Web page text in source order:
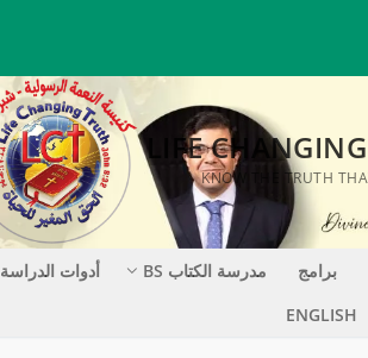
برامج مدرسة الكتاب BS أدوات الدراسة BST
ENGLISH